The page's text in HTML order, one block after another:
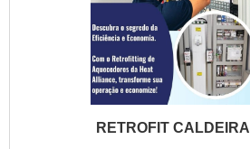
RETROFIT CALDEIRA